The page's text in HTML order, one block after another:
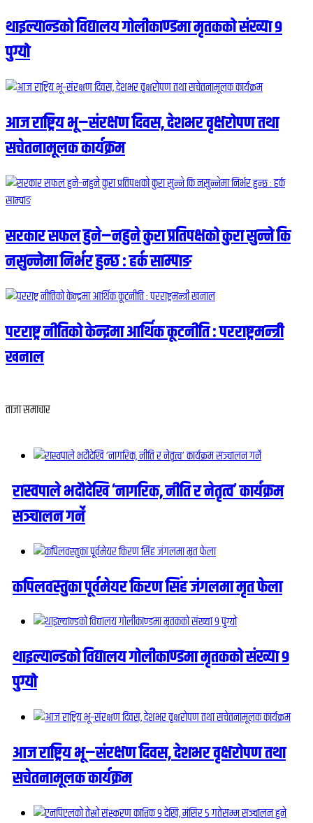
थाइल्यान्डको विद्यालय गोलीकाण्डमा मृतकको संख्या ९
पुग्यो
आज राष्ट्रिय भू–संरक्षण दिवस, देशभर वृक्षरोपण तथा
सचेतनामूलक कार्यक्रम
सरकार सफल हुने–नहुने कुरा प्रतिपक्षको कुरा सुन्ने कि
नसुन्नेमा निर्भर हुन्छ : हर्क साम्पाङ
परराष्ट्र नीतिको केन्द्रमा आर्थिक कूटनीति : परराष्ट्रमन्त्री
खनाल
ताजा समाचार
रास्वपाले भदौदेखि ‘नागरिक, नीति र नेतृत्व’ कार्यक्रम
सञ्चालन गर्ने
कपिलवस्तुका पूर्वमेयर किरण सिंह जंगलमा मृत फेला
थाइल्यान्डको विद्यालय गोलीकाण्डमा मृतकको संख्या ९
पुग्यो
आज राष्ट्रिय भू–संरक्षण दिवस, देशभर वृक्षरोपण तथा
सचेतनामूलक कार्यक्रम